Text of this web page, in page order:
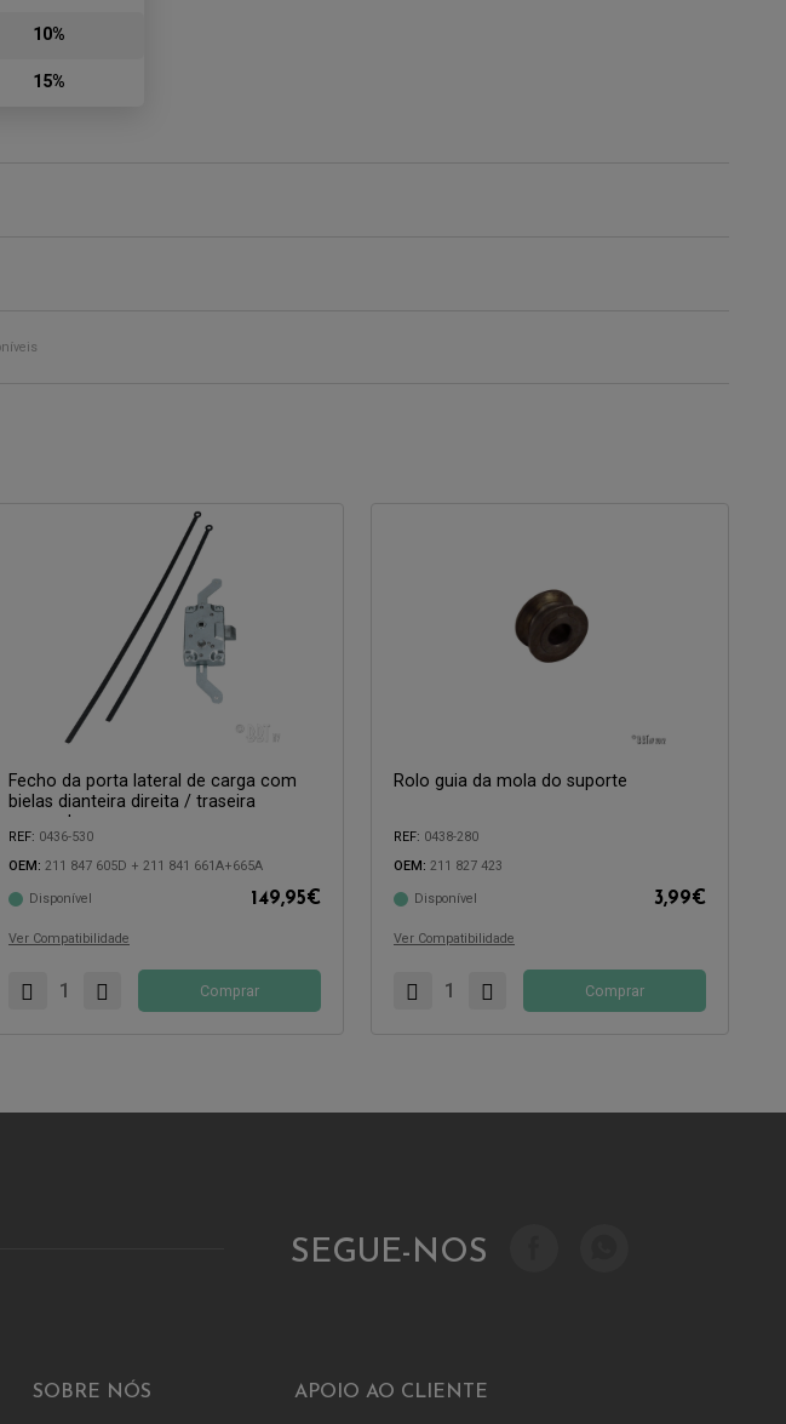
10%
15%
Fecho da porta lateral de carga com
bielas dianteira direita / traseira
esquerda
REF: 0436-530
OEM: 211 847 605D + 211 841 661A+665A
Disponível 149,95€
Ver Compatibilidade
Compatível com:
Comprar
Rolo guia da mola do suporte
REF: 0438-280
OEM: 211 827 423
Disponível 3,99€
Ver Compatibilidade
Compatível com:
Comprar
SEGUE-NOS
SOBRE NÓS APOIO AO CLIENTE